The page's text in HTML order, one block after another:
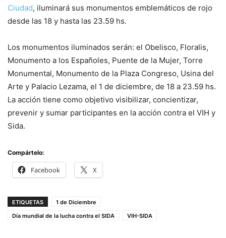
Ciudad, iluminará sus monumentos emblemáticos de rojo
desde las 18 y hasta las 23.59 hs.
Los monumentos iluminados serán: el Obelisco, Floralis,
Monumento a los Españoles, Puente de la Mujer, Torre
Monumental, Monumento de la Plaza Congreso, Usina del
Arte y Palacio Lezama, el 1 de diciembre, de 18 a 23.59 hs.
La acción tiene como objetivo visibilizar, concientizar,
prevenir y sumar participantes en la acción contra el VIH y
Sida.
Compártelo:
Facebook X
ETIQUETAS
1 de Diciembre
Día mundial de la lucha contra el SIDA
VIH-SIDA